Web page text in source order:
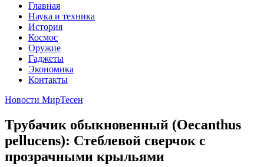
Главная
Наука и техника
История
Космос
Оружие
Гаджеты
Экономика
Контакты
Новости МирТесен
Трубачик обыкновенный (Oecanthus
pellucens): Стеблевой сверчок с
прозрачными крыльями